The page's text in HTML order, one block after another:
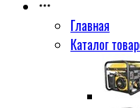
Главная
Каталог